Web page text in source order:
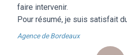
faire intervenir.
Pour résumé, je suis satisfait
Agence de Bordeaux